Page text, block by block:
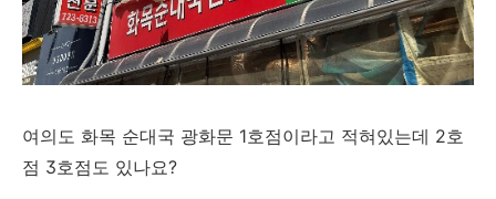
여의도 화목 순대국 광화문 1호점이라고 적혀있는데 2호
점 3호점도 있나요?